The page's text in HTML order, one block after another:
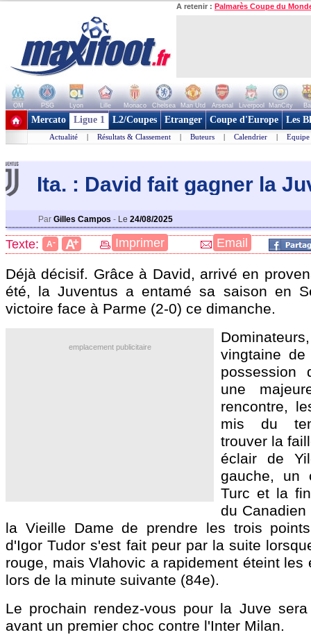
A retenir : Palmarès Coupe du
OM PSG Lyon Lille Monaco Chelsea Man Utd Arsenal Liverpool ManCity
+ de clubs
Mercato Ligue 1 L2/Coupes Etranger Coupe d'Europe Les
Actualité | Résultats & Classement | Buteurs | Calendrier | Equipe
Ita. : David fait gagner la
Par Gilles Campos - Le 24/08/2025
Texte: A- A+ Imprimer Email
Déjà décisif. Grâce à David, arrivé en
été, la Juventus a entamé sa saison en
victoire face à Parme (2-0) ce dimanche.
emplacement publicitaire
vingtaine
possession
une
rencontre,
mis du
trouver la
éclair de
gauche, un
Turc et la
du Canadien
la Vieille Dame de prendre les trois
d'Igor Tudor s'est fait peur par la suite
rouge, mais Vlahovic a rapidement éteint les
lors de la minute suivante (84e).
Le prochain rendez-vous pour la Juve
avant un premier choc contre l'Inter Milan.